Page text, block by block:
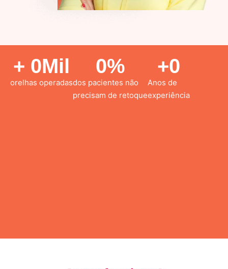
orelhas operadas
+ 0Mil
dos pacientes não
precisam de retoque
0%
Anos de
experiência
+0